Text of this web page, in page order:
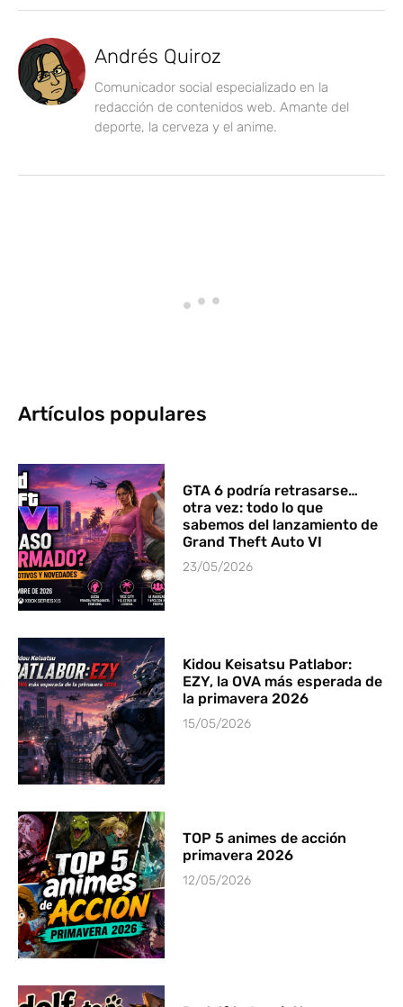
Andrés Quiroz
Comunicador social especializado en la
redacción de contenidos web. Amante del
deporte, la cerveza y el anime.
Artículos populares
GTA 6 podría retrasarse…
otra vez: todo lo que
sabemos del lanzamiento de
Grand Theft Auto VI
23/05/2026
Kidou Keisatsu Patlabor:
EZY, la OVA más esperada de
la primavera 2026
15/05/2026
TOP 5 animes de acción
primavera 2026
12/05/2026